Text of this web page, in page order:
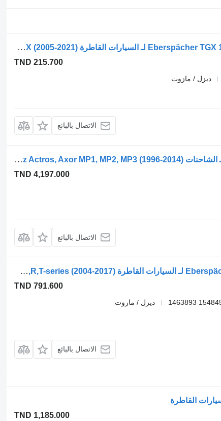
جهاز التدفئة Eberspächer TGX 18.480 (01.07-) 252113100100 لـ السيارات القاطرة MAN TGL, TGM, TGS, TGX (2005-2021)
TND 215.700
ديزل / مازوت
الاتصال بالبائع
جهاز التدفئة Eberspächer A0064900614 لـ الشاحنات Mercedes-Benz Actros, Axor MP1, MP2, MP3 (1996-2014)
TND 4,197.000
الاتصال بالبائع
جهاز التدفئة Eberspächer R-Series (01.09-) 252173 لـ السيارات القاطرة Scania P,G,R,T-series (2004-2017)
TND 791.600
ديزل / مازوت
الاتصال بالبائع
TND 1,185.000